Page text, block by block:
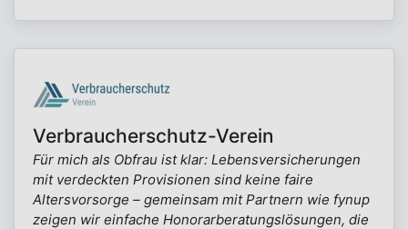
Verbraucherschutz-Verein
Für mich als Obfrau ist klar: Lebensversicherungen
mit verdeckten Provisionen sind keine faire
Altersvorsorge – gemeinsam mit Partnern wie fynup
zeigen wir einfache Honorarberatungslösungen, die